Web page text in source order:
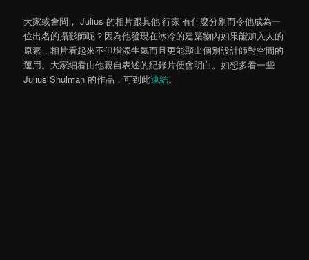
大家或會問， Julius 的相片跟其他’行家’有什麼分別而令他成為一
位出名的攝影師呢？因為他發現在冰冷的建築物內如果能加入人的
原素，相片看起來不但增添生氣而且更能顯出個別設計師對空間的
運用。大家細看由他親自表述的紀錄片便會明白。如想多看一些
Julius Shulman 的作品，可到此連結。